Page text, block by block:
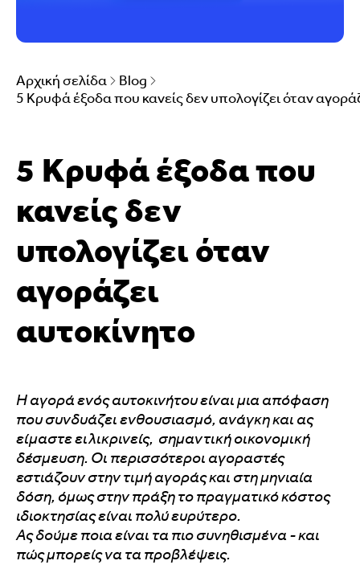
Αρχική σελίδα
Blog
5 Κρυφά έξοδα που κανείς δεν υπολογίζει όταν
5 Κρυφά έξοδα που
κανείς δεν
υπολογίζει όταν
αγοράζει
αυτοκίνητο
Η αγορά ενός αυτοκινήτου είναι μια απόφαση
που συνδυάζει ενθουσιασμό, ανάγκη και ας
είμαστε ειλικρινείς, σημαντική οικονομική
δέσμευση. Οι περισσότεροι αγοραστές
εστιάζουν στην τιμή αγοράς και στη μηνιαία
δόση, όμως στην πράξη το πραγματικό κόστος
ιδιοκτησίας είναι πολύ ευρύτερο.
Ας δούμε ποια είναι τα πιο συνηθισμένα - και
πώς μπορείς να τα προβλέψεις.